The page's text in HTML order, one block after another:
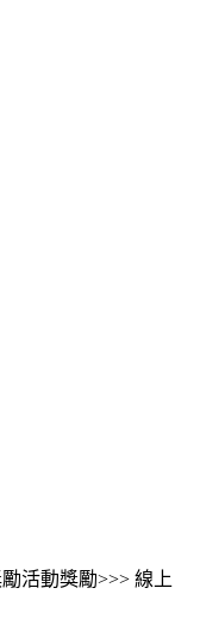
活動獎勵>>> 線上